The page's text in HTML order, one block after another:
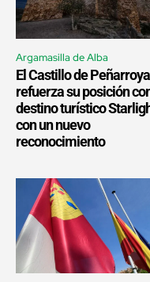
Argamasilla de Alba
El Castillo de Peñarroya
refuerza su posición
destino turístico
con un nuevo
reconocimiento